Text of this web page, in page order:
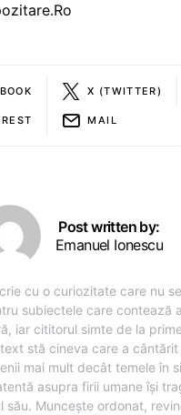
X (TWITTER)
MAIL
Post written by:
Emanuel Ionescu
cu o curiozitate care nu
subiectele care contează
iar cititorul simte de la
stă cineva care a cântărit
mai mult decât temele în
asupra firii umane își
său. Muncește ordonat,